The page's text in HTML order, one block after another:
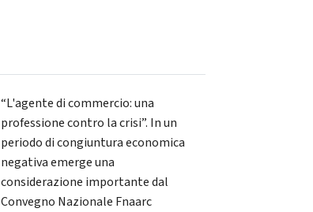
“L'agente di commercio: una
professione contro la crisi”. In un
periodo di congiuntura economica
negativa emerge una
considerazione importante dal
Convegno Nazionale Fnaarc